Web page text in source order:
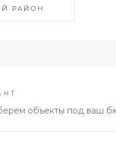
РАЙОН
объекты под ваш